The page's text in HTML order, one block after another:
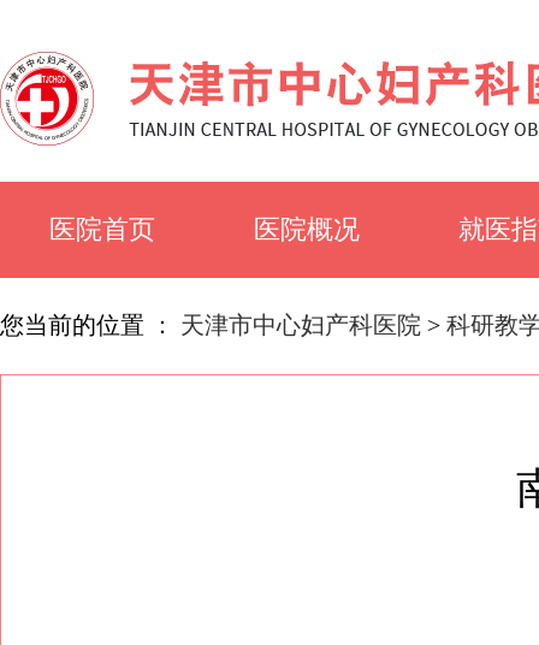
医院首页 医院概况
医院简介
就医
就诊
您当前的位置 ： 天津市中心妇产科医院 > 科研教